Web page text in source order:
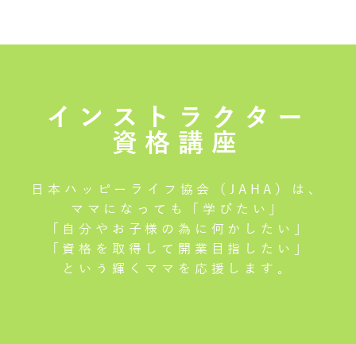
インストラクター
資格講座
日本ハッピーライフ協会（JAHA）は、
ママになっても「学びたい」
「自分やお子様の為に何かしたい」
「資格を取得して開業目指したい」
という輝くママを応援します。